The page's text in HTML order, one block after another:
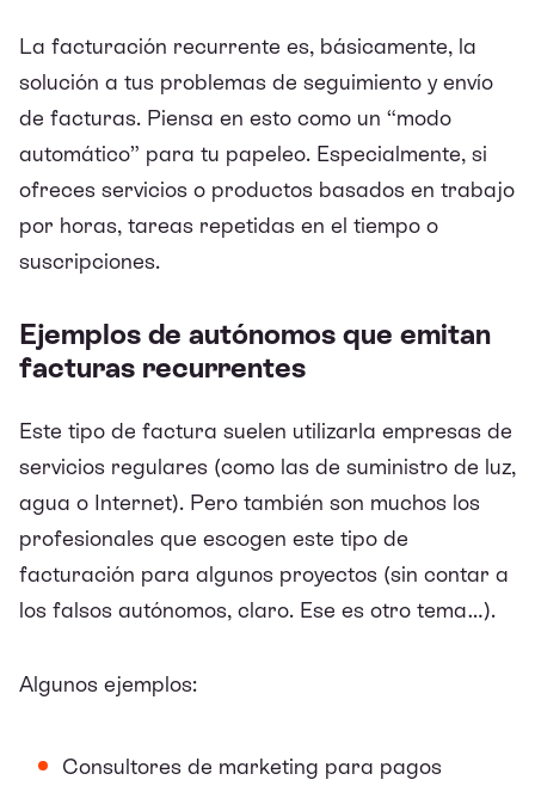
La facturación recurrente es, básicamente, la
solución a tus problemas de seguimiento y envío
de facturas. Piensa en esto como un “modo
automático” para tu papeleo. Especialmente, si
ofreces servicios o productos basados en trabajo
por horas, tareas repetidas en el tiempo o
suscripciones.
Ejemplos de autónomos que emitan
facturas recurrentes
Este tipo de factura suelen utilizarla empresas de
servicios regulares (como las de suministro de luz,
agua o Internet). Pero también son muchos los
profesionales que escogen este tipo de
facturación para algunos proyectos (sin contar a
los falsos autónomos, claro. Ese es otro tema…).
Algunos ejemplos:
Consultores de marketing para pagos